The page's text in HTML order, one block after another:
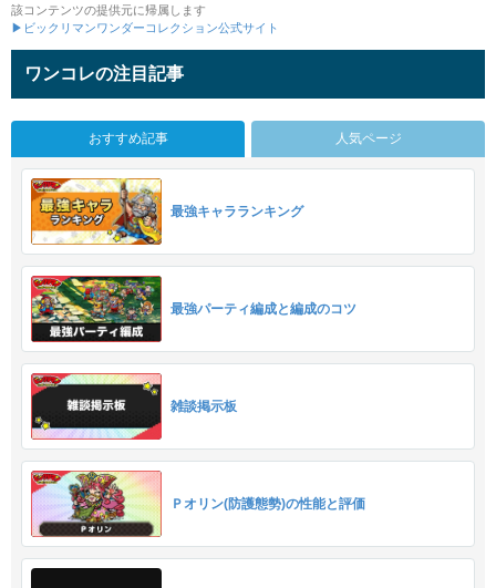
該コンテンツの提供元に帰属します
▶ビックリマンワンダーコレクション公式サイト
ワンコレの注目記事
おすすめ記事 人気ページ
最強キャラランキング
最強パーティ編成と編成のコツ
雑談掲示板
Ｐオリン(防護態勢)の性能と評価